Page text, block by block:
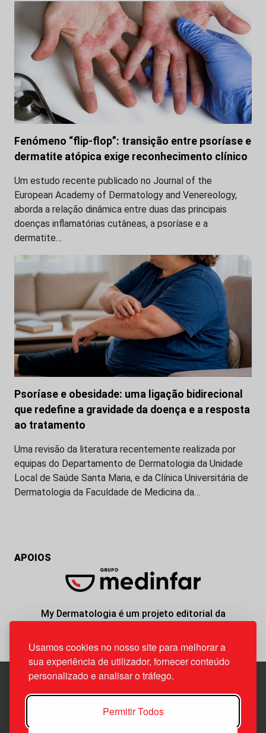
Usamos cookies no nosso site para melhorar a
sua experiência de utilizador, fornecer conteúdo
personalizado e analisar o tráfego.
Permitir Todos
Fenómeno “flip-flop”: transição entre psoríase e
dermatite atópica exige reconhecimento clínico
Um estudo recente publicado no Journal of the
European Academy of Dermatology and Venereology,
aborda a relação dinâmica entre duas das principais
doenças inflamatórias cutâneas, a psoríase e a
dermatite…
Psoríase e obesidade: uma ligação bidirecional
que redefine a gravidade da doença e a resposta
ao tratamento
Uma revisão da literatura recentemente realizada por
equipas do Departamento de Dermatologia da Unidade
Local de Saúde Santa Maria, e da Clínica Universitária de
Dermatologia da Faculdade de Medicina da…
APOIOS
My Dermatologia é um projeto editorial da
responsabilidade da News Farma, possível com o
Edif. Lisboa Oriente | Av. Infante D. Henrique, n.º 333H, esc.
1800-282 Lisboa | Portugal